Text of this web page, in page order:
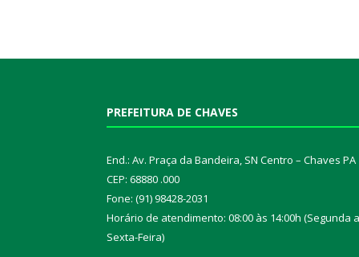
PREFEITURA DE CHAVES
End.: Av. Praça da Bandeira, SN Centro – Chaves PA
CEP: 68880 .000
Fone: (91) 98428-2031
Horário de atendimento: 08:00 às 14:00h (Segunda a
Sexta-Feira)